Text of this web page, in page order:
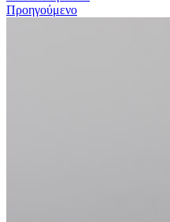
Προηγούμενο